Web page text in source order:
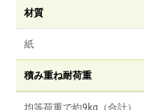
材質
紙
積み重ね耐荷重
均等荷重で約9kg（合計）